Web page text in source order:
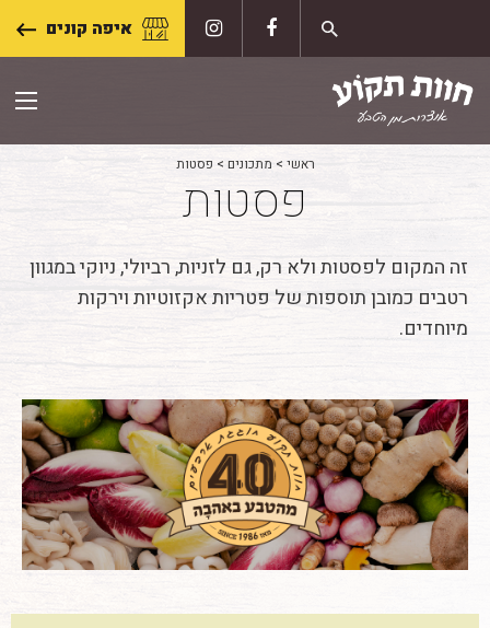
content
איפה קונים
ראשי > מתכונים > פסטות
פסטות
זה המקום לפסטות ולא רק, גם לזניות, רביולי, ניוקי במגוון
רטבים כמובן תוספות של פטריות אקזוטיות וירקות
מיוחדים.